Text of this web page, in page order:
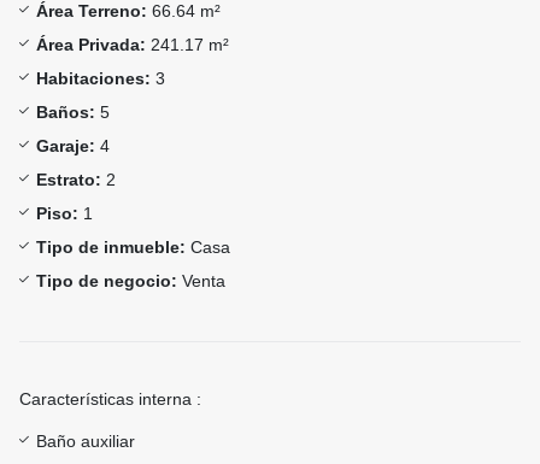
Área Terreno: 66.64 m²
Área Privada: 241.17 m²
Habitaciones: 3
Baños: 5
Garaje: 4
Estrato: 2
Piso: 1
Tipo de inmueble: Casa
Tipo de negocio: Venta
Características interna :
Baño auxiliar